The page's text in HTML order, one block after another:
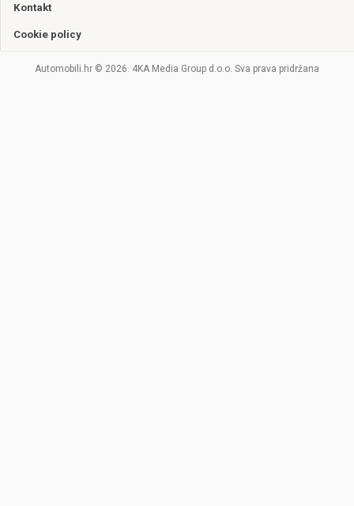
Kontakt
Cookie policy
Automobili.hr © 2026. 4KA Media Group d.o.o. Sva prava pridržana